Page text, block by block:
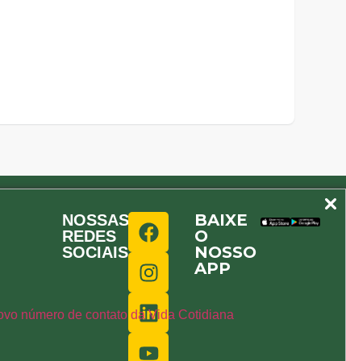
NOSSAS
REDES
SOCIAIS
BAIXE
O
NOSSO
APP